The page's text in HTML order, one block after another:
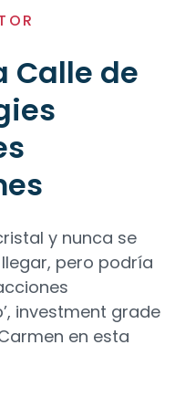
Calle de
y nunca se
pero podría
investment grade
en esta